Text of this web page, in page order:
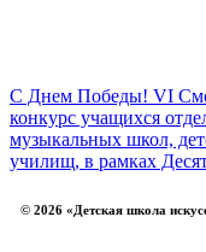
С Днем Победы! VI
конкурс учащихся
музыкальных школ,
училищ, в рамках
© 2026 «Детская школа